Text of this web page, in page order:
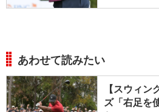
あわせて読みたい
【スウィ
ズ「右足を